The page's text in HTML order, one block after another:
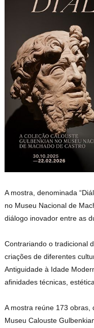
A mostra, denominada
no Museu Nacional de
diálogo inovador entre as
Contrariando o tradicional
criações de diferentes
Antiguidade à Idade
afinidades técnicas,
A mostra reúne 173 obras,
Museu Calouste